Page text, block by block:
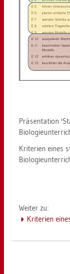
Prä­sen­ta­ti­on
Kri­te­ri­en eines
Wei­ter zu:
Kri­te­ri­en